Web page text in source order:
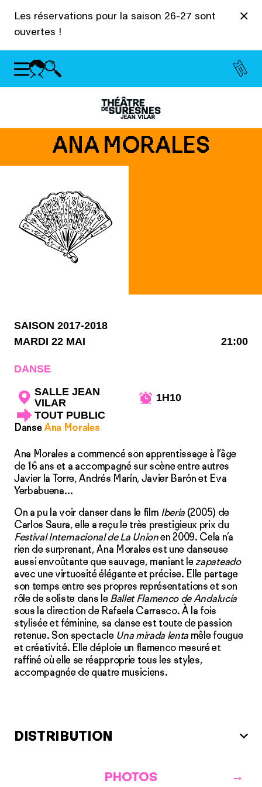
Les réservations pour la saison 26-27 sont
ouvertes !
ANA MORALES
SAISON 2017-2018
MARDI 22 MAI
21:00
DANSE
SALLE JEAN
VILAR
1H10
TOUT PUBLIC
Danse Ana Morales
Ana Morales a commencé son apprentissage à l’âge
de 16 ans et a accompagné sur scène entre autres
Javier la Torre, Andrés Marín, Javier Barón et Eva
Yerbabuena…
On a pu la voir danser dans le film Iberia (2005) de
Carlos Saura, elle a reçu le très prestigieux prix du
Festival Internacional de La Unionen 2009. Cela n’a
rien de surprenant, Ana Morales est une danseuse
aussi envoûtante que sauvage, maniant le zapateado
avec une virtuosité élégante et précise. Elle partage
son temps entre ses propres représentations et son
rôle de soliste dans le Ballet Flamenco de Andalucía
sous la direction de Rafaela Carrasco. À la fois
stylisée et féminine, sa danse est toute de passion
retenue. Son spectacle Una mirada lenta mêle fougue
et créativité. Elle déploie un flamenco mesuré et
raffiné où elle se réapproprie tous les styles,
accompagnée de quatre musiciens.
DISTRIBUTION
PHOTOS